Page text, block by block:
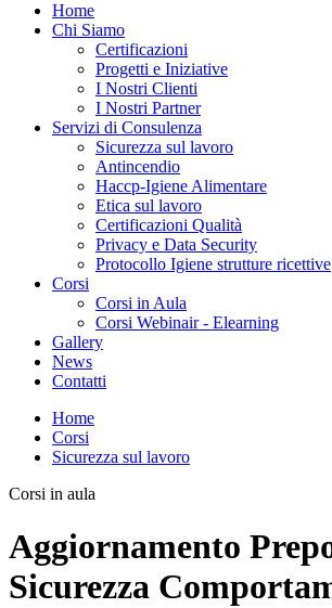
Home
Chi Siamo
Certificazioni
Progetti e Iniziative
I Nostri Clienti
I Nostri Partner
Servizi di Consulenza
Sicurezza sul lavoro
Antincendio
Haccp-Igiene Alimentare
Etica sul lavoro
Certificazioni Qualità
Privacy e Data Security
Protocollo Igiene strutture ricettive
Corsi
Corsi in Aula
Corsi Webinair - Elearning
Gallery
News
Contatti
Home
Corsi
Sicurezza sul lavoro
Corsi in aula
Aggiornamento
Sicurezza